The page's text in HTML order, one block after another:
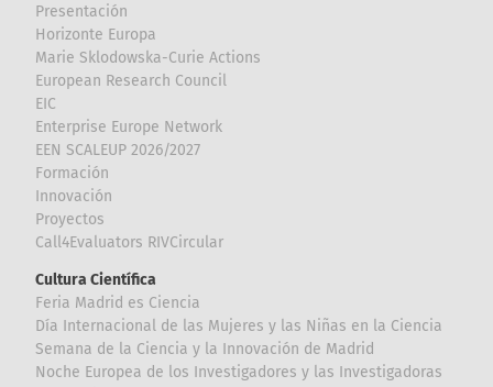
Presentación
Horizonte Europa
Marie Sklodowska-Curie Actions
European Research Council
EIC
Enterprise Europe Network
EEN SCALEUP 2026/2027
Formación
Innovación
Proyectos
Call4Evaluators RIVCircular
Cultura Científica
Feria Madrid es Ciencia
Día Internacional de las Mujeres y las Niñas en la Ciencia
Semana de la Ciencia y la Innovación de Madrid
Noche Europea de los Investigadores y las Investigadoras